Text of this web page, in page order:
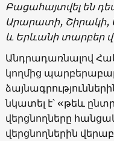
Բացահայտվել են
Արարատի, Շիրակի,
և Երևանի տարբեր
Անդրադառնալով
կողմից
նկատել է՝ «թեև
վերցնողները
վերցնողներին